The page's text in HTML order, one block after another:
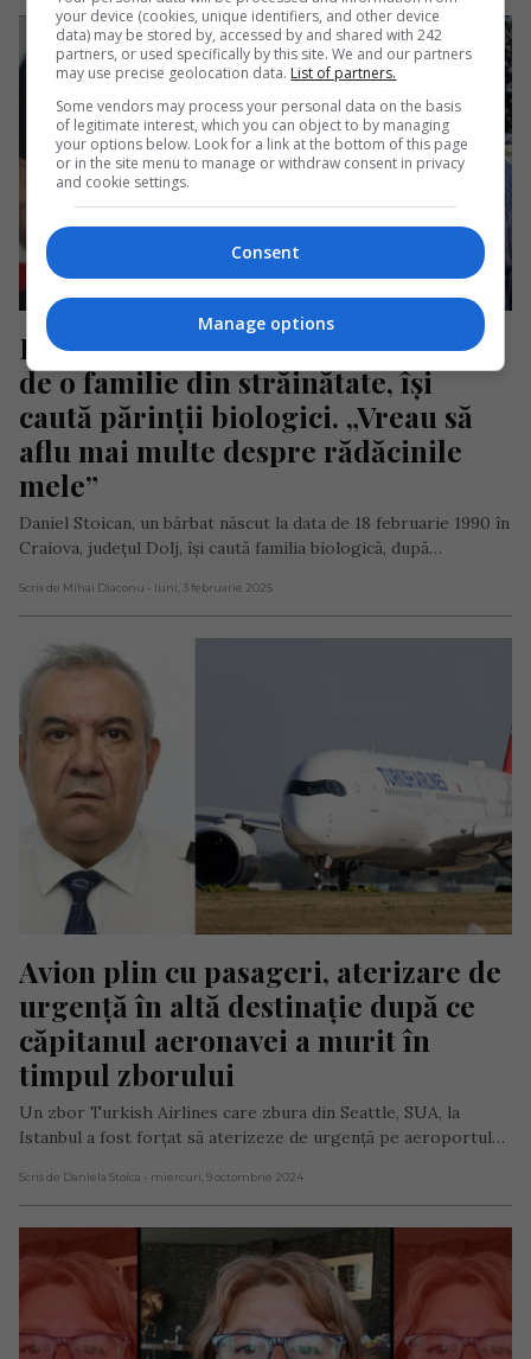
Bărbat de origine română, adoptat
de o familie din străinătate, își
caută părinții biologici. „Vreau să
aflu mai multe despre rădăcinile
mele”
Daniel Stoican, un bărbat născut la data de 18 februarie 1990 în
Craiova, județul Dolj, își caută familia biologică, după…
Scris de Mihai Diaconu - luni, 3 februarie 2025
Avion plin cu pasageri, aterizare de
urgență în altă destinație după ce
căpitanul aeronavei a murit în
timpul zborului
Un zbor Turkish Airlines care zbura din Seattle, SUA, la
Istanbul a fost forțat să aterizeze de urgență pe aeroportul…
Scris de Daniela Stoica - miercuri, 9 octombrie 2024
your device (cookies, unique identifiers, and other device
data) may be stored by, accessed by and shared with 242
partners, or used specifically by this site. We and our partners
may use precise geolocation data. List of partners.
Some vendors may process your personal data on the basis
of legitimate interest, which you can object to by managing
your options below. Look for a link at the bottom of this page
or in the site menu to manage or withdraw consent in privacy
and cookie settings.
Consent
Manage options